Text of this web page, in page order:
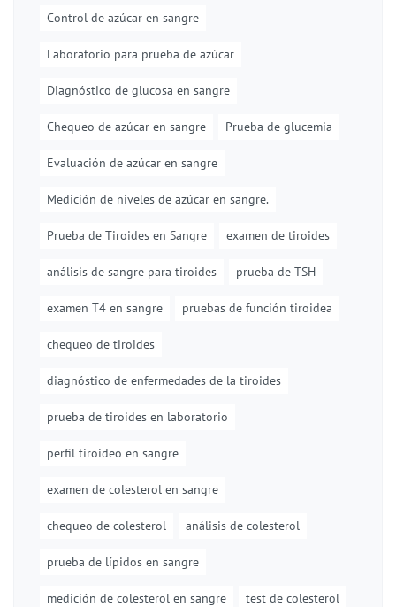
Control de azúcar en sangre
Laboratorio para prueba de azúcar
Diagnóstico de glucosa en sangre
Chequeo de azúcar en sangre Prueba de glucemia
Evaluación de azúcar en sangre
Medición de niveles de azúcar en sangre.
Prueba de Tiroides en Sangre examen de tiroides
análisis de sangre para tiroides prueba de TSH
examen T4 en sangre pruebas de función tiroidea
chequeo de tiroides
diagnóstico de enfermedades de la tiroides
prueba de tiroides en laboratorio
perfil tiroideo en sangre
examen de colesterol en sangre
chequeo de colesterol análisis de colesterol
prueba de lípidos en sangre
medición de colesterol en sangre test de colesterol